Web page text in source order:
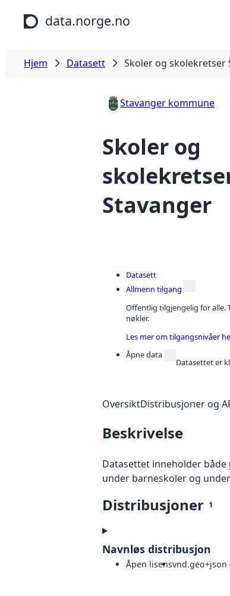
Hopp til hovedinnhold
data.norge.no
Hjem Datasett Skoler og skolekretser
Stavanger kommune
Skoler og
Stavanger
Datasett
Allmenn tilgang
Offentlig tilgjengelig for alle.
nøkler.
Les mer om tilgangsnivåer
Åpne data
Datasettet er
OversiktDistribusjoner og
Beskrivelse
Datasettet inneholder
under barneskoler og
Distribusjoner 1
Navnløs distribusjon
Åpen lisens